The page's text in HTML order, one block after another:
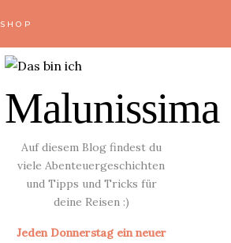
SHOP
Malunissima
Auf diesem Blog findest du
viele Abenteuergeschichten
und Tipps und Tricks für
deine Reisen :)
Jeden Donnerstag ein neuer